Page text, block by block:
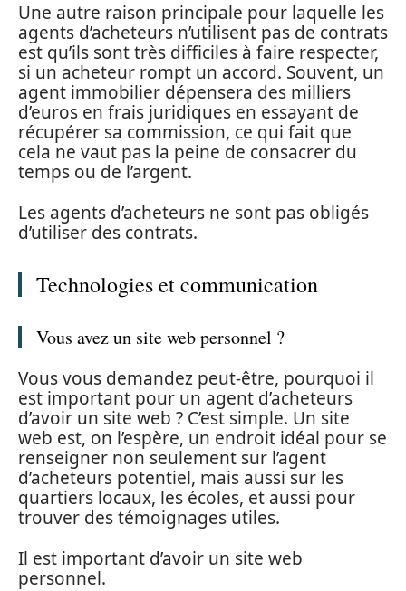
Une autre raison principale pour laquelle les
agents d’acheteurs n’utilisent pas de contrats
est qu’ils sont très difficiles à faire respecter,
si un acheteur rompt un accord. Souvent, un
agent immobilier dépensera des milliers
d’euros en frais juridiques en essayant de
récupérer sa commission, ce qui fait que
cela ne vaut pas la peine de consacrer du
temps ou de l’argent.
Les agents d’acheteurs ne sont pas obligés
d’utiliser des contrats.
Technologies et communication
Vous avez un site web personnel ?
Vous vous demandez peut-être, pourquoi il
est important pour un agent d’acheteurs
d’avoir un site web ? C’est simple. Un site
web est, on l’espère, un endroit idéal pour se
renseigner non seulement sur l’agent
d’acheteurs potentiel, mais aussi sur les
quartiers locaux, les écoles, et aussi pour
trouver des témoignages utiles.
Il est important d’avoir un site web
personnel.